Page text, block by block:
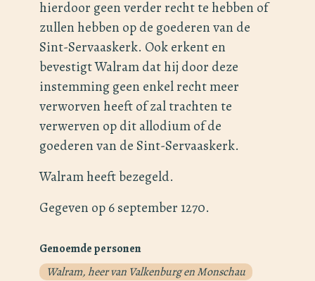
hierdoor geen verder recht te hebben of
zullen hebben op de goederen van de
Sint-Servaaskerk. Ook erkent en
bevestigt Walram dat hij door deze
instemming geen enkel recht meer
verworven heeft of zal trachten te
verwerven op dit allodium of de
goederen van de Sint-Servaaskerk.
Walram heeft bezegeld.
Gegeven op 6 september 1270.
Genoemde personen
Walram, heer van Valkenburg en Monschau